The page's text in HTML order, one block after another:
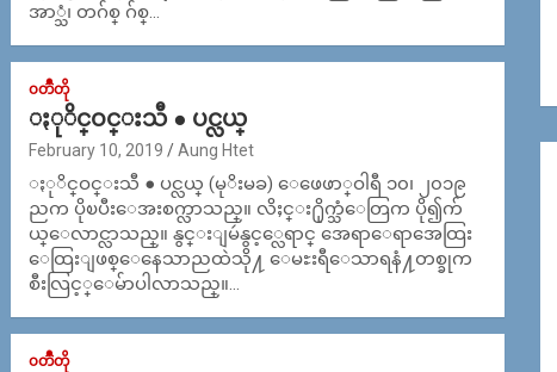
အာ္သံ၊ တဂ်စ္ ဂ်စ္…
၀တၳဳတို
ႏုိင္ဝင္းသီ ● ပင္လယ္
February 10, 2019 Aung Htet
ႏုိင္ဝင္းသီ ● ပင္လယ္ (မုိးမခ) ေဖေဖာ္ဝါရီ ၁၀၊ ၂၀၁၉
ညက ပိုၿပီးေအးစက္လာသည္။ လိႈင္း႐ိုက္သံေတြက ပို၍က်
ယ္ေလာင္လာသည္။ နွင္းျမဴနွင့္လေရာင္ အေရာေရာအေထြး
ေထြးျဖစ္ေနေသာညထဲသို႔ ေမႊးရီေသာရနံ႔တစ္ခုက
စီးလြင့္ေမ်ာပါလာသည္။…
၀တၳဳတို